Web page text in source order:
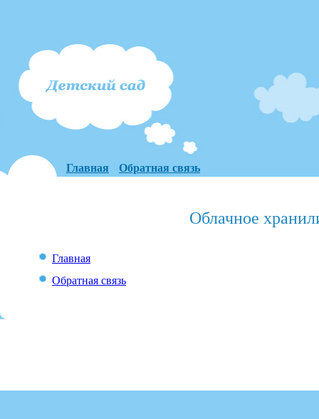
Главная Обратная связь
Облачное
Главная
Обратная связь